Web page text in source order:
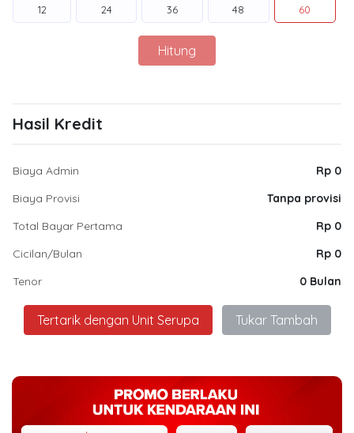
12 24 36 48 60
Hitung
Hasil Kredit
Biaya Admin
Rp 0
Biaya Provisi
Tanpa provisi
Total Bayar Pertama
Rp 0
Cicilan/Bulan
Rp 0
Tenor
0 Bulan
Tertarik dengan Unit Serupa Tukar Tambah